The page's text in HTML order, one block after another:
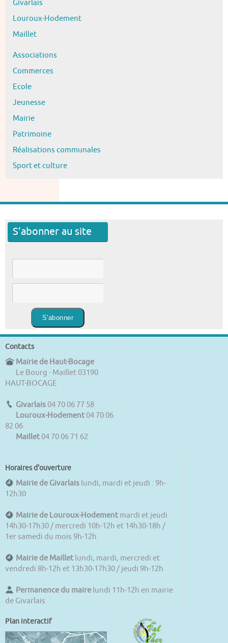
Givarlais
Louroux-Hodement
Maillet
Associations
Commerces
Ecole
Jeunesse
Mairie
Patrimoine
Réalisations communales
Sport et culture
S’abonner au site
Contacts
Mairie de Haut-Bocage
Le Bourg - Maillet 03190
HAUT-BOCAGE
Givarlais 04 70 06 77 58
Louroux-Hodement 04 70 06
82 06
Maillet 04 70 06 71 62
Horaires d'ouverture
Mairie de Givarlais lundi, mardi et jeudi : 9h-
12h30
Mairie de Louroux-Hodement mardi et jeudi
14h30-17h30 / mercredi 10h-12h et 14h30-18h /
1er samedi du mois 9h-12h
Mairie de Maillet lundi, mardi, mercredi et
vendredi 8h-12h et 13h30-17h30 / jeudi 9h-12h
Permanence du maire lundi 11h-12h en mairie
de Givarlais
Plan interactif